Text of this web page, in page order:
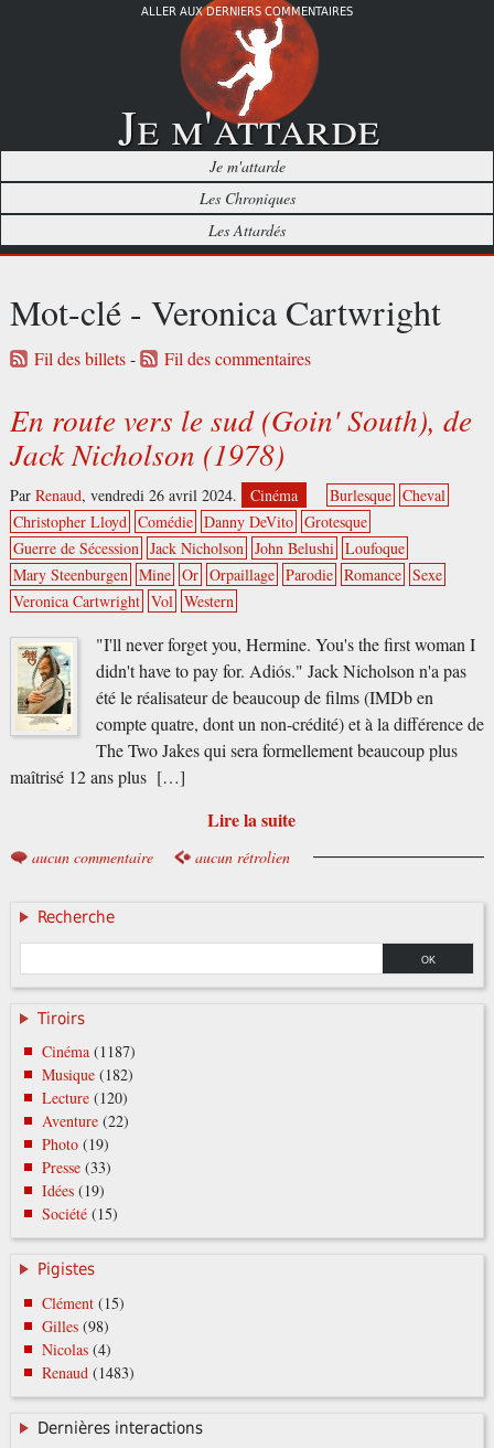
ALLER AUX DERNIERS COMMENTAIRES
Je m'attarde
Je m'attarde
Les Chroniques
Les Attardés
Mot-clé - Veronica Cartwright
Fil des billets- Fil des commentaires
En route vers le sud (Goin' South), de
Jack Nicholson (1978)
Par Renaud, vendredi 26 avril 2024. Cinéma Burlesque Cheval
Christopher Lloyd Comédie Danny DeVito Grotesque
Guerre de Sécession Jack Nicholson John Belushi Loufoque
Mary Steenburgen Mine Or Orpaillage Parodie Romance Sexe
Veronica Cartwright Vol Western
"I'll never forget you, Hermine. You's the first woman I
didn't have to pay for. Adiós." Jack Nicholson n'a pas
été le réalisateur de beaucoup de films (IMDb en
compte quatre, dont un non-crédité) et à la différence de
The Two Jakes qui sera formellement beaucoup plus
maîtrisé 12 ans plus […]
Lire la suite
aucun commentaire aucun rétrolien
Recherche
Tiroirs
Cinéma (1187)
Musique (182)
Lecture (120)
Aventure (22)
Photo (19)
Presse (33)
Idées (19)
Société (15)
Pigistes
Clément(15)
Gilles(98)
Nicolas(4)
Renaud(1483)
Dernières interactions